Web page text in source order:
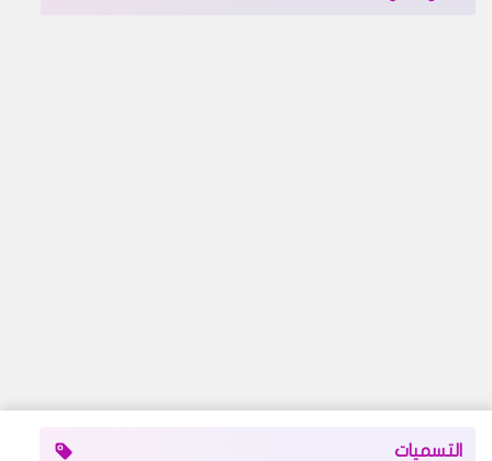
التسميات